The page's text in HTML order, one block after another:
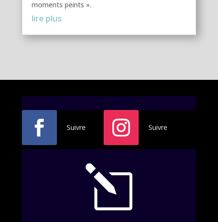
moments peints ».
lire plus
Suivre Suivre
l